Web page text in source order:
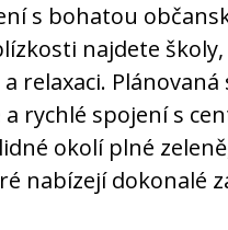
s bohatou
najdete
relaxaci.
rychlé spojení s
okolí plné
nabízejí dokonalé